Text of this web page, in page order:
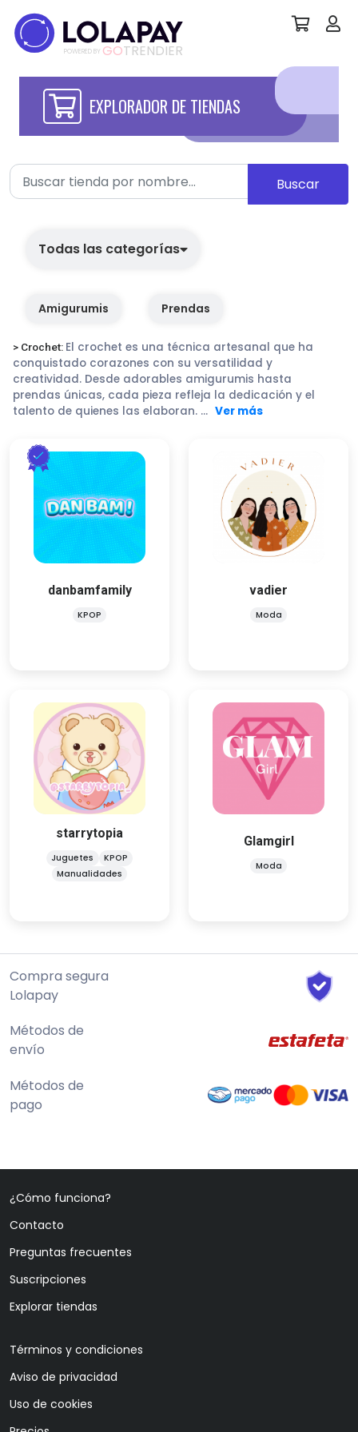
POWERED BY GOTRENDIER
EXPLORADOR DE TIENDAS
Buscar
Todas las categorías
Amigurumis Prendas
> Crochet: El crochet es una técnica artesanal que ha
conquistado corazones con su versatilidad y
creatividad. Desde adorables amigurumis hasta
prendas únicas, cada pieza refleja la dedicación y el
talento de quienes las elaboran. ... Ver más
danbamfamily
KPOP
danbamfamily
KPOP
✨ ¡Bienvenidx a Dan Bam! ✨
Tu rincón especial para todo
lo relacionado con el K-pop.
vadier
Moda
vadier
Moda
¡Bienvenida! Somos tres
amigas amantes del second
encuentras como
@vadier.mx
starrytopia
Juguetes
KPOP
Manualidades
starrytopia
Juguetes
KPOP
Manualidades
Moda
🍡🌱🌸🧺🍓⭐️ Glamgirl
Moda
Glamgirl
Moda
Vintage & new clothes 🧡
Puedes acumular prendas 🙌
Compra segura
Lolapay
Métodos de
envío
Métodos de
pago
¿Cómo funciona?
Contacto
Preguntas frecuentes
Suscripciones
Explorar tiendas
Términos y condiciones
Aviso de privacidad
Uso de cookies